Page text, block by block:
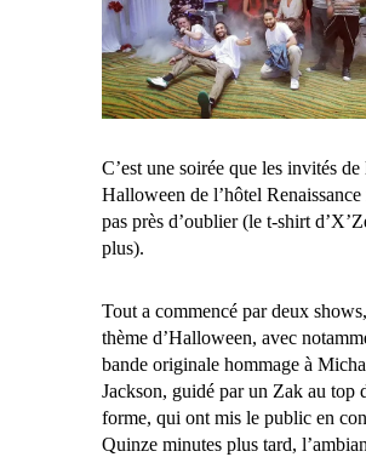
C’est une soirée que les invités de
Halloween de l’hôtel Renaissance
pas près d’oublier (le t-shirt
plus).
Tout a commencé par deux
thème d’Halloween, avec
bande originale hommage à
Jackson, guidé par un Zak au top
forme, qui ont mis le public en
Quinze minutes plus tard,